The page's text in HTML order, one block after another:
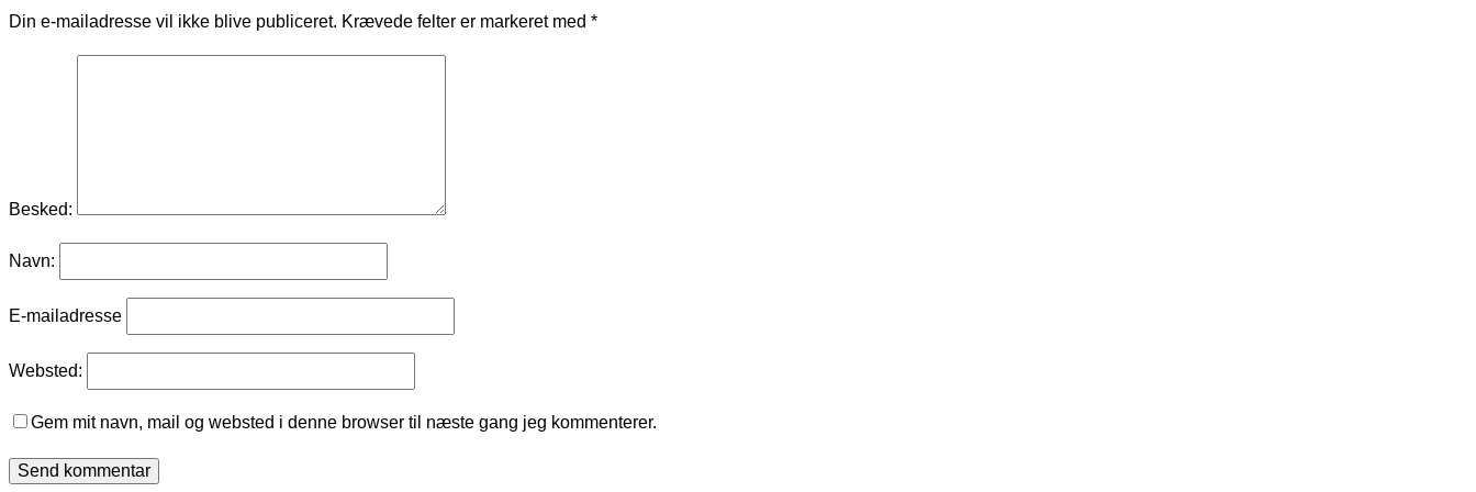
Din e-mailadresse vil ikke blive publiceret. Krævede felter er markeret med *
Besked:
Navn:
E-mailadresse
Websted:
Gem mit navn, mail og websted i denne browser til næste gang jeg kommenterer.